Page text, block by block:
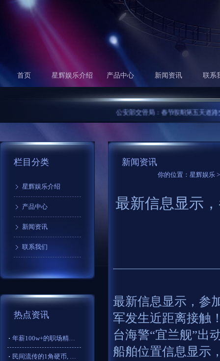
首页 星辉娱乐介绍 产品中心 新闻资讯 联系
公安部交管局：春节假期第五天道路交
栏目分类
星辉娱乐介绍
产品中心
新闻资讯
联系我们
热点资讯
年薪100w+的职场精英都在做什么？
民间流传的1角硬币, 已价值1500元, 谁家还有?
新闻资讯
你的位置： 星辉娱乐
最新信息显示
最新信息显示，参
军发生近距离接触
台海警“宜兰舰”出
船舶位置信息显示